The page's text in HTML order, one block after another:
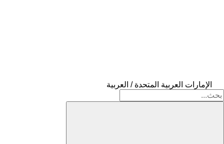
الإمارات العربية المتحدة / العربية